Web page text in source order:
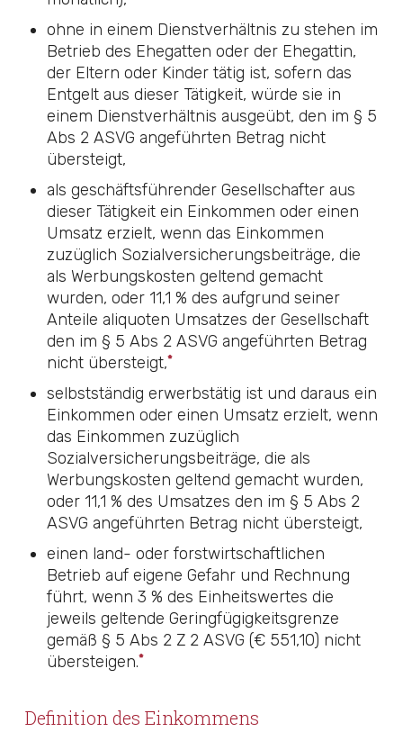
ohne in einem Dienstverhältnis zu stehen im
Betrieb des Ehegatten oder der Ehegattin,
der Eltern oder Kinder tätig ist, sofern das
Entgelt aus dieser Tätigkeit, würde sie in
einem Dienstverhältnis ausgeübt, den im § 5
Abs 2 ASVG angeführten Betrag nicht
übersteigt,
als geschäftsführender Gesellschafter aus
dieser Tätigkeit ein Einkommen oder einen
Umsatz erzielt, wenn das Einkommen
zuzüglich Sozialversicherungsbeiträge, die
als Werbungskosten geltend gemacht
wurden, oder 11,1 % des aufgrund seiner
Anteile aliquoten Umsatzes der Gesellschaft
den im § 5 Abs 2 ASVG angeführten Betrag
nicht übersteigt,*
selbstständig erwerbstätig ist und daraus ein
Einkommen oder einen Umsatz erzielt, wenn
das Einkommen zuzüglich
Sozialversicherungsbeiträge, die als
Werbungskosten geltend gemacht wurden,
oder 11,1 % des Umsatzes den im § 5 Abs 2
ASVG angeführten Betrag nicht übersteigt,
einen land- oder forstwirtschaftlichen
Betrieb auf eigene Gefahr und Rechnung
führt, wenn 3 % des Einheitswertes die
jeweils geltende Geringfügigkeitsgrenze
gemäß § 5 Abs 2 Z 2 ASVG (€ 551,10) nicht
übersteigen.*
Definition des Einkommens